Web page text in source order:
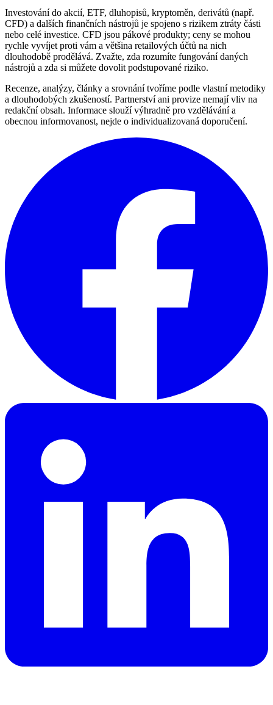
Investování do akcií, ETF, dluhopisů, kryptoměn, derivátů (např.
CFD) a dalších finančních nástrojů je spojeno s rizikem ztráty části
nebo celé investice. CFD jsou pákové produkty; ceny se mohou
rychle vyvíjet proti vám a většina retailových účtů na nich
dlouhodobě prodělává. Zvažte, zda rozumíte fungování daných
nástrojů a zda si můžete dovolit podstupované riziko.
Recenze, analýzy, články a srovnání tvoříme podle vlastní metodiky
a dlouhodobých zkušeností. Partnerství ani provize nemají vliv na
redakční obsah. Informace slouží výhradně pro vzdělávání a
obecnou informovanost, nejde o individualizovaná doporučení.